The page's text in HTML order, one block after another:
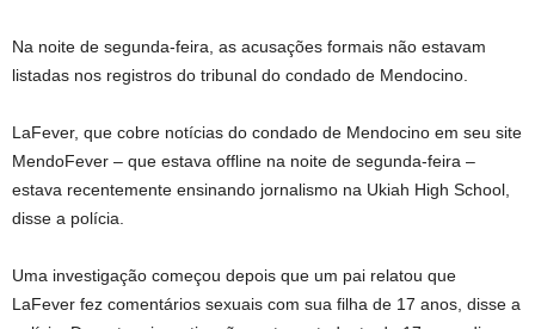
Na noite de segunda-feira, as acusações formais não estavam
listadas nos registros do tribunal do condado de Mendocino.
LaFever, que cobre notícias do condado de Mendocino em seu site
MendoFever – que estava offline na noite de segunda-feira –
estava recentemente ensinando jornalismo na Ukiah High School,
disse a polícia.
Uma investigação começou depois que um pai relatou que
LaFever fez comentários sexuais com sua filha de 17 anos, disse a